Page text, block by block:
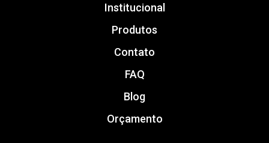
Institucional
Produtos
Contato
FAQ
Blog
Orçamento